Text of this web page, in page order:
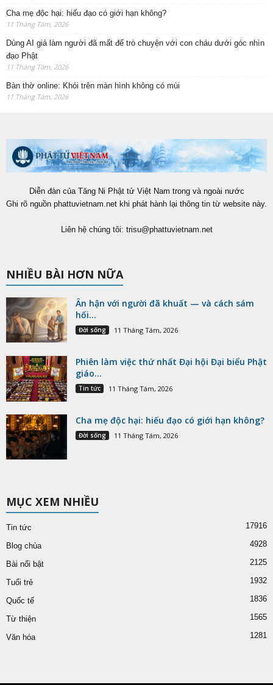
Cha mẹ độc hại: hiếu đạo có giới hạn không?
11 Tháng Tám, 2026
Dùng AI giả làm người đã mất để trò chuyện với con cháu dưới góc nhìn
đạo Phật
11 Tháng Tám, 2026
Bàn thờ online: Khói trên màn hình không có mùi
11 Tháng Tám, 2026
Diễn đàn của Tăng Ni Phật tử Việt Nam trong và ngoài nước
Ghi rõ nguồn phattuvietnam.net khi phát hành lại thông tin từ website này.
Liên hệ chúng tôi: trisu@phattuvietnam.net
NHIỀU BÀI HƠN NỮA
Ân hận với người đã khuất — và cách sám
hối...
Đời sống 11 Tháng Tám, 2026
Phiên làm việc thứ nhất Đại hội Đại biểu Phật
giáo...
Tin tức 11 Tháng Tám, 2026
Cha mẹ độc hại: hiếu đạo có giới hạn không?
Đời sống 11 Tháng Tám, 2026
MỤC XEM NHIỀU
Tin tức 17916
Blog chùa 4928
Bài nổi bật 2125
Tuổi trẻ 1932
Quốc tế 1836
Từ thiện 1565
Văn hóa 1281